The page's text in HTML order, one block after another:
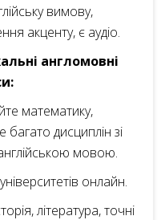
вимову,
акценту, є аудіо.
англомовні
математику,
багато дисциплін зі
мовою.
онлайн.
література, точні